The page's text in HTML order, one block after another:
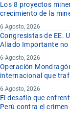
Los 8 proyectos
crecimiento de la
6 Agosto, 2026
Congresistas de EE.
Aliado Importante no
6 Agosto, 2026
Operación
internacional que
6 Agosto, 2026
El desafío que
Perú contra el